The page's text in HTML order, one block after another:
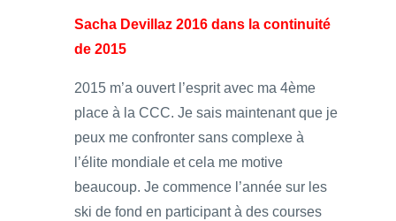
Sacha Devillaz 2016 dans la continuité
de 2015
2015 m’a ouvert l’esprit avec ma 4ème
place à la CCC. Je sais maintenant que je
peux me confronter sans complexe à
l’élite mondiale et cela me motive
beaucoup. Je commence l’année sur les
ski de fond en participant à des courses